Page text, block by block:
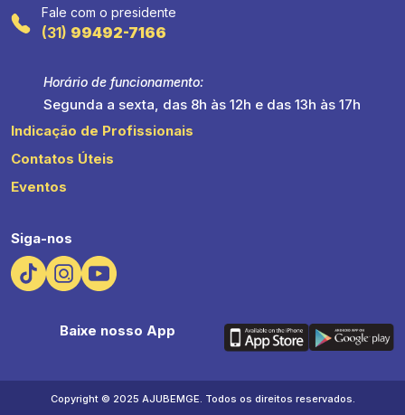
Fale com o presidente
(31) 99492-7166
Horário de funcionamento:
Segunda a sexta, das 8h às 12h e das 13h às 17h
Indicação de Profissionais
Contatos Úteis
Eventos
Siga-nos
Baixe nosso App
Copyright © 2025 AJUBEMGE. Todos os direitos reservados.